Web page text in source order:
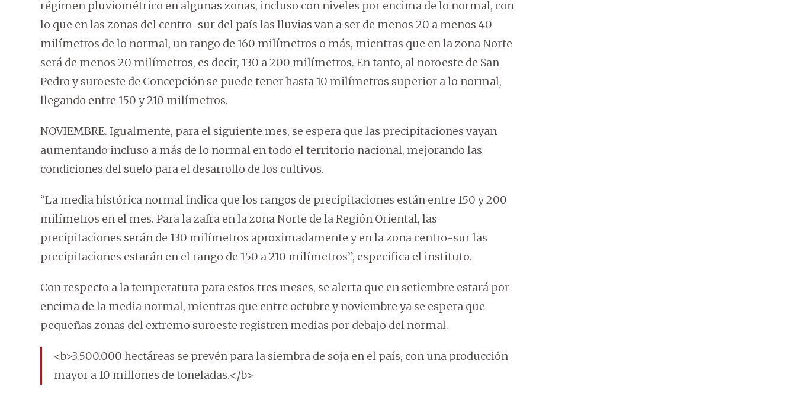
régimen pluviométrico en algunas zonas, incluso con niveles por encima de lo normal, con
lo que en las zonas del centro-sur del país las lluvias van a ser de menos 20 a menos 40
milímetros de lo normal, un rango de 160 milímetros o más, mientras que en la zona Norte
será de menos 20 milímetros, es decir, 130 a 200 milímetros. En tanto, al noroeste de San
Pedro y suroeste de Concepción se puede tener hasta 10 milímetros superior a lo normal,
llegando entre 150 y 210 milímetros.
NOVIEMBRE. Igualmente, para el siguiente mes, se espera que las precipitaciones vayan
aumentando incluso a más de lo normal en todo el territorio nacional, mejorando las
condiciones del suelo para el desarrollo de los cultivos.
“La media histórica normal indica que los rangos de precipitaciones están entre 150 y 200
milímetros en el mes. Para la zafra en la zona Norte de la Región Oriental, las
precipitaciones serán de 130 milímetros aproximadamente y en la zona centro-sur las
precipitaciones estarán en el rango de 150 a 210 milímetros”, especifica el instituto.
Con respecto a la temperatura para estos tres meses, se alerta que en setiembre estará por
encima de la media normal, mientras que entre octubre y noviembre ya se espera que
pequeñas zonas del extremo suroeste registren medias por debajo del normal.
<b>3.500.000 hectáreas se prevén para la siembra de soja en el país, con una producción
mayor a 10 millones de toneladas.</b>